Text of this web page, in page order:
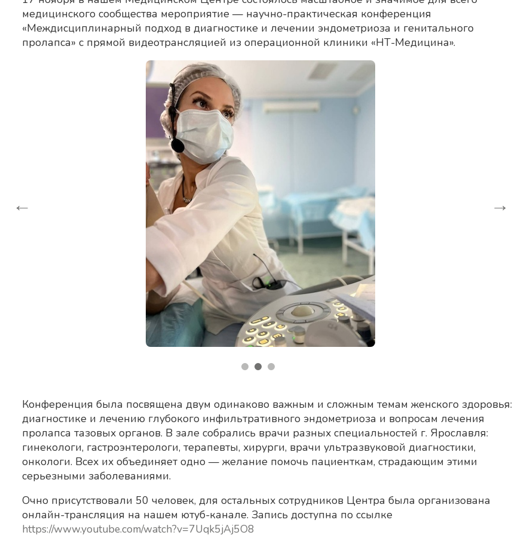
медицинского сообщества мероприятие — научно-практическая конференция
«Междисциплинарный подход в диагностике и лечении эндометриоза и генитального
пролапса» с прямой видеотрансляцией из операционной клиники «НТ-Медицина».
← →
Конференция была посвящена двум одинаково важным и сложным темам женского здоровья:
диагностике и лечению глубокого инфильтративного эндометриоза и вопросам лечения
пролапса тазовых органов. В зале собрались врачи разных специальностей г. Ярославля:
гинекологи, гастроэнтерологи, терапевты, хирурги, врачи ультразвуковой диагностики,
онкологи. Всех их объединяет одно — желание помочь пациенткам, страдающим этими
серьезными заболеваниями.
Очно присутствовали 50 человек, для остальных сотрудников Центра была организована
онлайн-трансляция на нашем ютуб-канале. Запись доступна по ссылке
https://www.youtube.com/watch?v=7Uqk5jAj5O8